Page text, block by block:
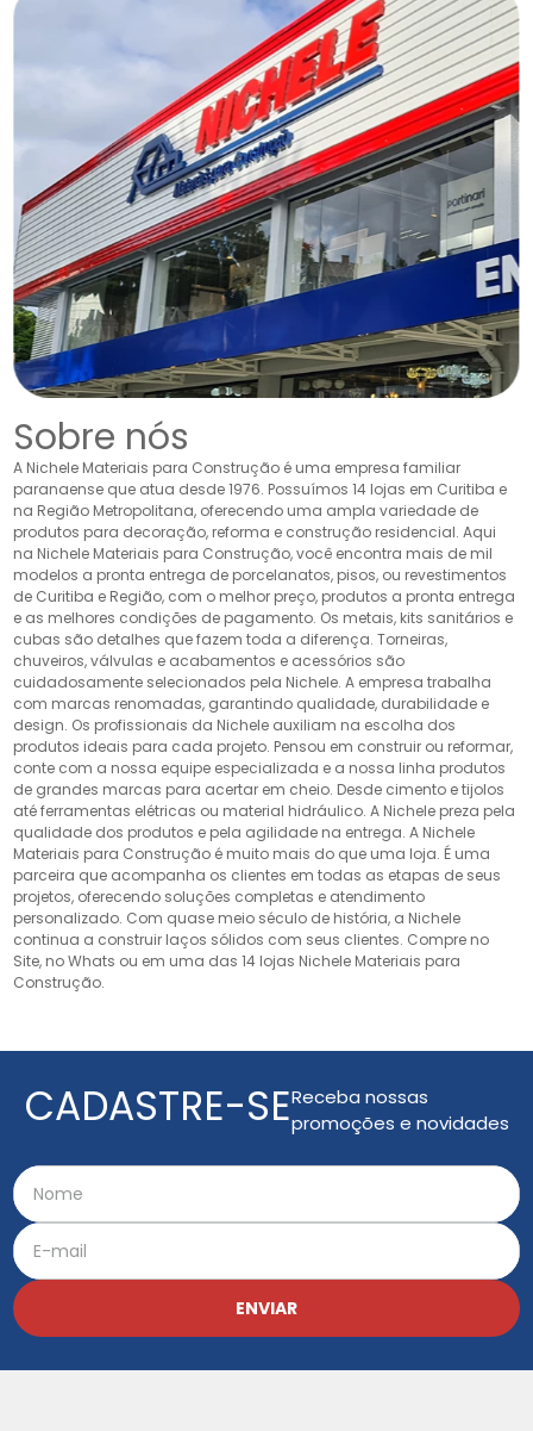
Sobre nós
A Nichele Materiais para Construção é uma empresa familiar
paranaense que atua desde 1976. Possuímos 14 lojas em Curitiba e
na Região Metropolitana, oferecendo uma ampla variedade de
produtos para decoração, reforma e construção residencial. Aqui
na Nichele Materiais para Construção, você encontra mais de mil
modelos a pronta entrega de porcelanatos, pisos, ou revestimentos
de Curitiba e Região, com o melhor preço, produtos a pronta entrega
e as melhores condições de pagamento. Os metais, kits sanitários e
cubas são detalhes que fazem toda a diferença. Torneiras,
chuveiros, válvulas e acabamentos e acessórios são
cuidadosamente selecionados pela Nichele. A empresa trabalha
com marcas renomadas, garantindo qualidade, durabilidade e
design. Os profissionais da Nichele auxiliam na escolha dos
produtos ideais para cada projeto. Pensou em construir ou reformar,
conte com a nossa equipe especializada e a nossa linha produtos
de grandes marcas para acertar em cheio. Desde cimento e tijolos
até ferramentas elétricas ou material hidráulico. A Nichele preza pela
qualidade dos produtos e pela agilidade na entrega. A Nichele
Materiais para Construção é muito mais do que uma loja. É uma
parceira que acompanha os clientes em todas as etapas de seus
projetos, oferecendo soluções completas e atendimento
personalizado. Com quase meio século de história, a Nichele
continua a construir laços sólidos com seus clientes. Compre no
Site, no Whats ou em uma das 14 lojas Nichele Materiais para
Construção.
CADASTRE-SEReceba nossas
promoções e novidades
ENVIAR